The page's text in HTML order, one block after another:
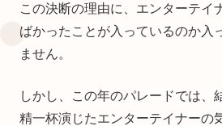
この決断の理由に、エンターテイ
ばかったことが入っているのか入
ません。
しかし、この年のパレードでは、
精一杯演じたエンターテイナーの